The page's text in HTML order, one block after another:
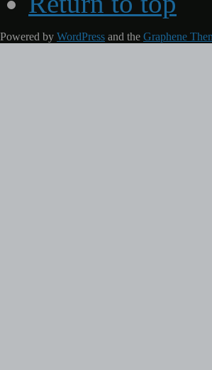
Powered by WordPress and the Graphene